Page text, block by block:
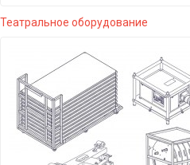
Театральное оборудование